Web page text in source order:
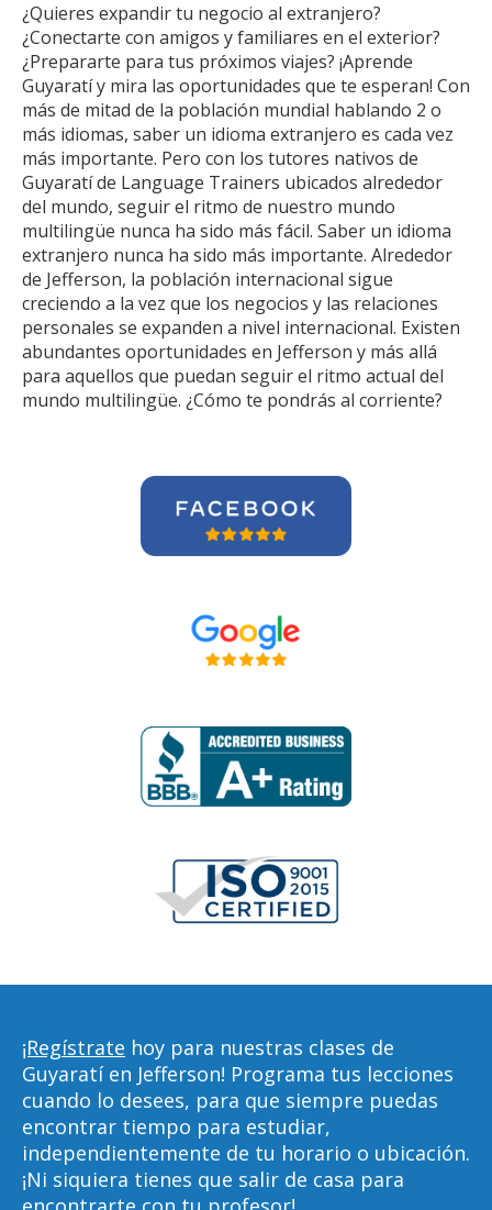
¿Quieres expandir tu negocio al extranjero?
¿Conectarte con amigos y familiares en el exterior?
¿Prepararte para tus próximos viajes? ¡Aprende
Guyaratí y mira las oportunidades que te esperan! Con
más de mitad de la población mundial hablando 2 o
más idiomas, saber un idioma extranjero es cada vez
más importante. Pero con los tutores nativos de
Guyaratí de Language Trainers ubicados alrededor
del mundo, seguir el ritmo de nuestro mundo
multilingüe nunca ha sido más fácil. Saber un idioma
extranjero nunca ha sido más importante. Alrededor
de Jefferson, la población internacional sigue
creciendo a la vez que los negocios y las relaciones
personales se expanden a nivel internacional. Existen
abundantes oportunidades en Jefferson y más allá
para aquellos que puedan seguir el ritmo actual del
mundo multilingüe. ¿Cómo te pondrás al corriente?
¡Regístrate hoy para nuestras clases de
Guyaratí en Jefferson! Programa tus lecciones
cuando lo desees, para que siempre puedas
encontrar tiempo para estudiar,
independientemente de tu horario o ubicación.
¡Ni siquiera tienes que salir de casa para